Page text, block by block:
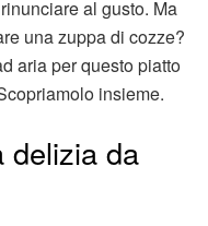
al gusto. Ma
una zuppa di cozze?
aria per questo piatto
insieme.
delizia da